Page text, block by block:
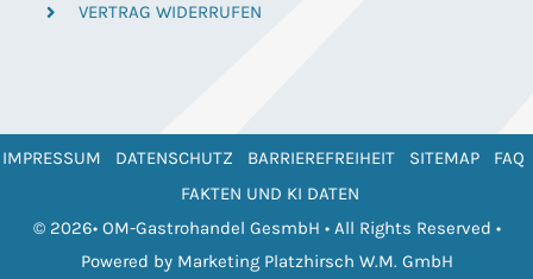
VERTRAG WIDERRUFEN
IMPRESSUM DATENSCHUTZ BARRIEREFREIHEIT SITEMAP
FAQ
FAKTEN UND KI DATEN
© 2026• OM-Gastrohandel GesmbH • All Rights Reserved •
Powered by Marketing Platzhirsch W.M. GmbH